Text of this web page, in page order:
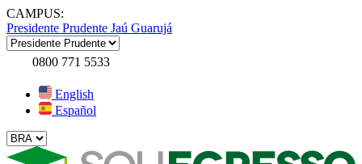
CAMPUS:
Presidente Prudente Jaú Guarujá
0800 771 5533
English
Español